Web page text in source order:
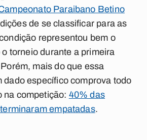
Paraibano Betino
de se classificar para as
representou bem o
torneio durante a primeira
mais do que essa
dado específico comprova todo
na competição: 40% das
empatadas.